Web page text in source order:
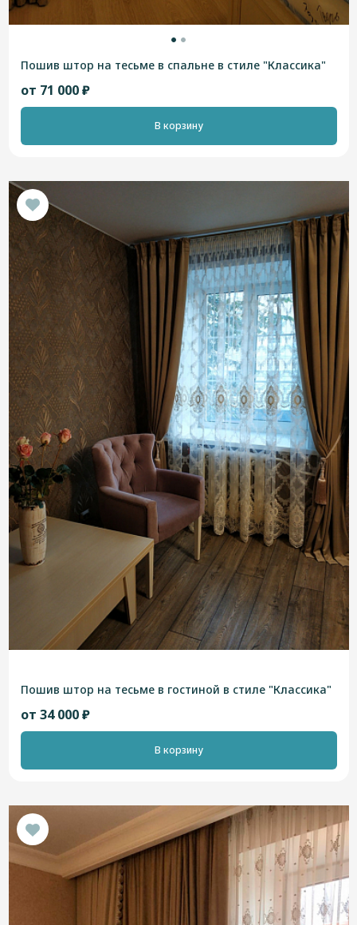
Пошив штор на тесьме в спальне в стиле "Классика"
от 71 000 ₽
В корзину
Пошив штор на тесьме в гостиной в стиле "Классика"
от 34 000 ₽
В корзину